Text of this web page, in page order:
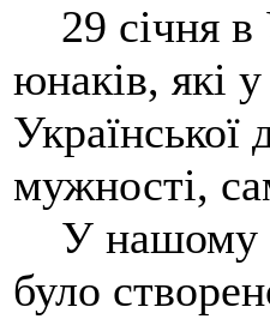
29 січня в
юнаків, які
мужності,
У нашому
було